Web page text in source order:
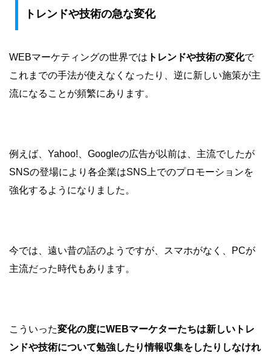
トレンドや技術の急な変化
WEBマーケティングの世界では トレンドや技術の変化で
これまでの手法が使えなくなったり、逆に新しい施策が主
流になることが頻繁にあります。
例えば、Yahoo!、Googleの広告が以前は、主流でしたが
SNSの登場により各企業はSNS上でのプロモーションを
強化するようになりました。
今では、遠い昔の話のようですが、スマホがなく、PCが
主流だった時代もあります。
こういった変化の度にWEBマーケターたちは新しいトレ
ンドや技術について勉強したり情報収集をしたりしなけれ